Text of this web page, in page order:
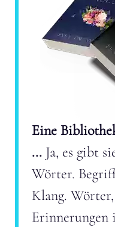
Eine
... Ja, es gibt
Wörter.
Klang.
Erinnerungen